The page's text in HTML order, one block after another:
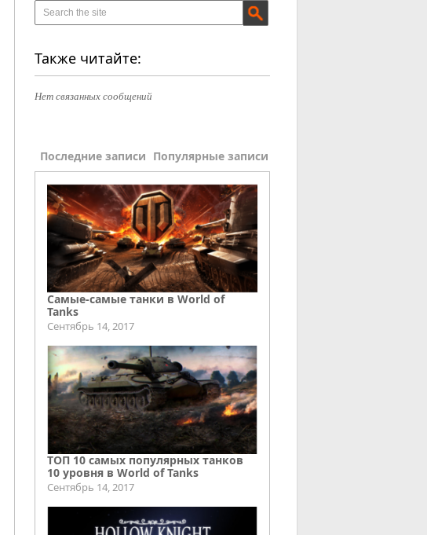
Также читайте:
Нет связанных сообщений
Последние записи Популярные записи
Самые-самые танки в World of
Tanks
Сентябрь 14, 2017
ТОП 10 самых популярных танков
10 уровня в World of Tanks
Сентябрь 14, 2017